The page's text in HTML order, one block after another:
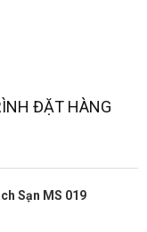
ĐẶT HÀNG
Sạn MS 019